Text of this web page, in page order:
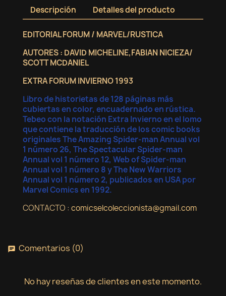
Descripción Detalles del producto
EDITORIAL FORUM / MARVEL/RUSTICA
AUTORES : DAVID MICHELINE,FABIAN NICIEZA/
SCOTT MCDANIEL
EXTRA FORUM INVIERNO 1993
Libro de historietas de 128 páginas más
cubiertas en color, encuadernado en rústica.
Tebeo con la notación Extra Invierno en el lomo
que contiene la traducción de los comic books
originales The Amazing Spider-man Annual vol
1 número 26, The Spectacular Spider-man
Annual vol 1 número 12, Web of Spider-man
Annual vol 1 número 8 y The New Warriors
Annual vol 1 número 2, publicados en USA por
Marvel Comics en 1992.
CONTACTO : comicselcoleccionista@gmail.com
chat Comentarios (0)
No hay reseñas de clientes en este momento.